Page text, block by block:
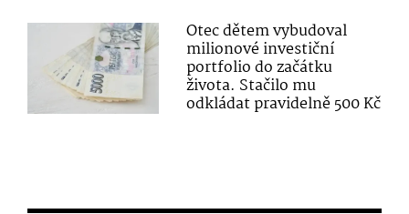
Otec dětem vybudoval
milionové investiční
portfolio do začátku
života. Stačilo mu
odkládat pravidelně 500 Kč